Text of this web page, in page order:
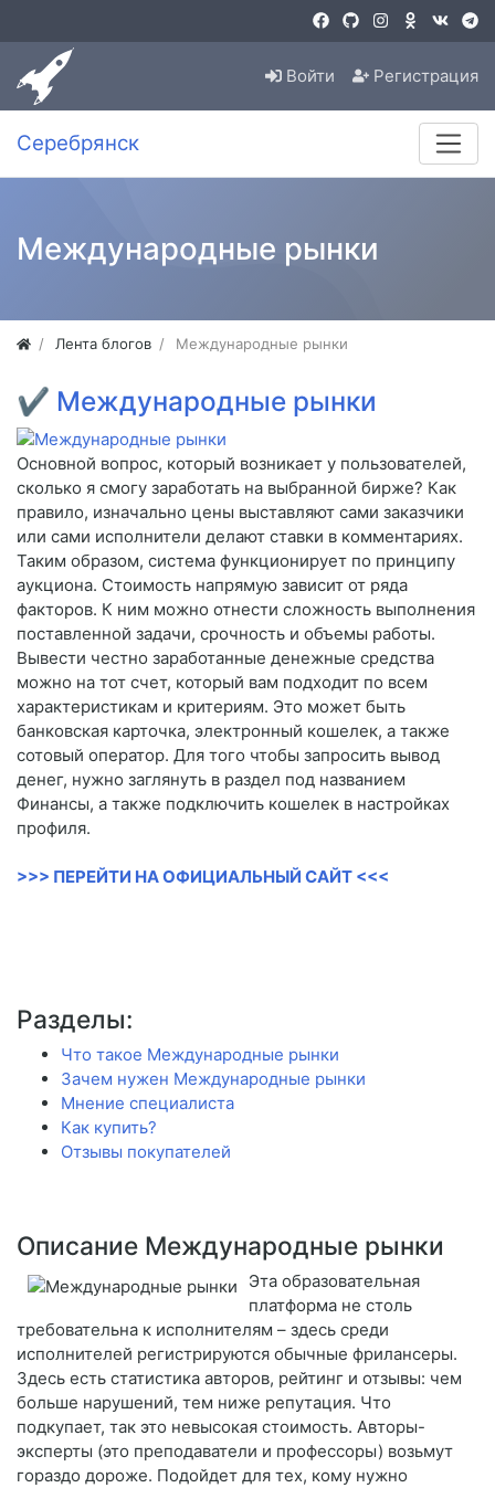
Войти Регистрация
Серебрянск
Международные рынки
Лента блогов Международные рынки
✔ Международные рынки
Основной вопрос, который возникает у пользователей,
сколько я смогу заработать на выбранной бирже? Как
правило, изначально цены выставляют сами заказчики
или сами исполнители делают ставки в комментариях.
Таким образом, система функционирует по принципу
аукциона. Стоимость напрямую зависит от ряда
факторов. К ним можно отнести сложность выполнения
поставленной задачи, срочность и объемы работы.
Вывести честно заработанные денежные средства
можно на тот счет, который вам подходит по всем
характеристикам и критериям. Это может быть
банковская карточка, электронный кошелек, а также
сотовый оператор. Для того чтобы запросить вывод
денег, нужно заглянуть в раздел под названием
Финансы, а также подключить кошелек в настройках
профиля.
>>> ПЕРЕЙТИ НА ОФИЦИАЛЬНЫЙ САЙТ <<<
Разделы:
Что такое Международные рынки
Зачем нужен Международные рынки
Мнение специалиста
Как купить?
Отзывы покупателей
Описание Международные рынки
Эта образовательная
платформа не столь
требовательна к исполнителям – здесь среди
исполнителей регистрируются обычные фрилансеры.
Здесь есть статистика авторов, рейтинг и отзывы: чем
больше нарушений, тем ниже репутация. Что
подкупает, так это невысокая стоимость. Авторы-
эксперты (это преподаватели и профессоры) возьмут
гораздо дороже. Подойдет для тех, кому нужно